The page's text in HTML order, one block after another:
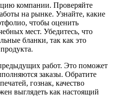
компании. Проверяйте
на рынке. Узнайте, какие
чтобы оценить
мест. Убедитесь, что
бланки, так как это
работ. Это поможет
заказы. Обратите
гознак, качество
выглядеть как настоящий